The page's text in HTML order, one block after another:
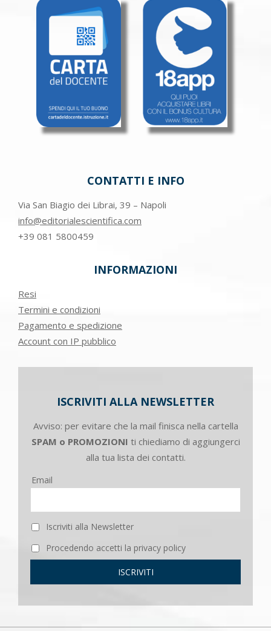
CONTATTI E INFO
Via San Biagio dei Librai, 39 – Napoli
info@editorialescientifica.com
+39 081 5800459
INFORMAZIONI
Resi
Termini e condizioni
Pagamento e spedizione
Account con IP pubblico
ISCRIVITI ALLA NEWSLETTER
Avviso: per evitare che la mail finisca nella cartella
SPAM o PROMOZIONI ti chiediamo di aggiungerci
alla tua lista dei contatti.
Email
Iscriviti alla Newsletter
Procedendo accetti la privacy policy